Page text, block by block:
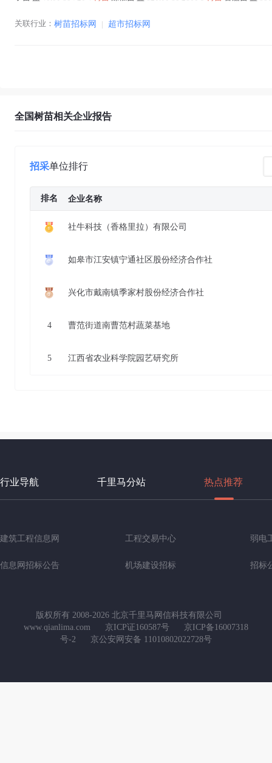
关联行业： 树苗招标网 | 超市招标网
全国树苗相关企业报告
招采单位排行
排名 企业名称
社牛科技（香格里拉）有限公司
如皋市江安镇宁通社区股份经济合作社
兴化市戴南镇季家村股份经济合作社
4 曹范街道南曹范村蔬菜基地
5 江西省农业科学院园艺研究所
行业导航 千里马分站 热点推荐
建筑工程信息网 工程交易中心 弱电
信息网招标公告 机场建设招标 招标
版权所有 2008-2026 北京千里马网信科技有限公司
www.qianlima.com
京ICP证160587号
京ICP备16007318
号-2
京公安网安备 11010802022728号